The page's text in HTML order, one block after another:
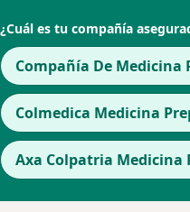
¿Cuál es tu compañía
Compañía De Medicina
Colmedica Medicina
Axa Colpatria Medicina